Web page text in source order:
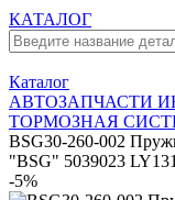
КАТАЛОГ
Каталог
АВТОЗАПЧАСТИ
ТОРМОЗНАЯ
BSG30-260-002
"BSG" 5039023
-5%